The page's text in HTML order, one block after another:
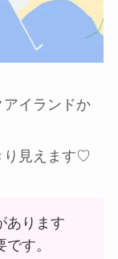
イランドか
り見えます♡
あります
す。